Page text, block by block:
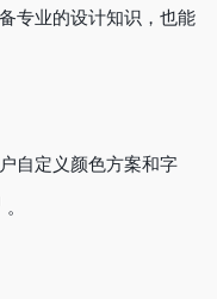
专业的设计知识，也能
自定义颜色方案和字
。